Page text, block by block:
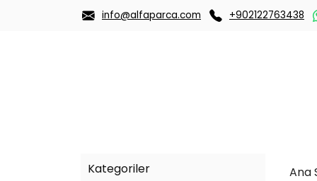
info@alfaparca.com +902122763438
Kategoriler Ana